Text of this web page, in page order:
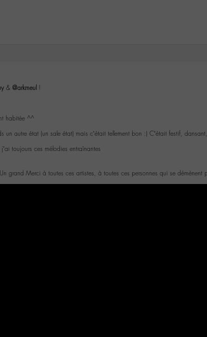
& @arkmeul !
habitée ^^
un autre état (un sale état) mais c’était tellement bon :) C’était festif,
toujours ces mélodies entraînantes
grand Merci à toutes ces artistes, à toutes ces personnes qui se